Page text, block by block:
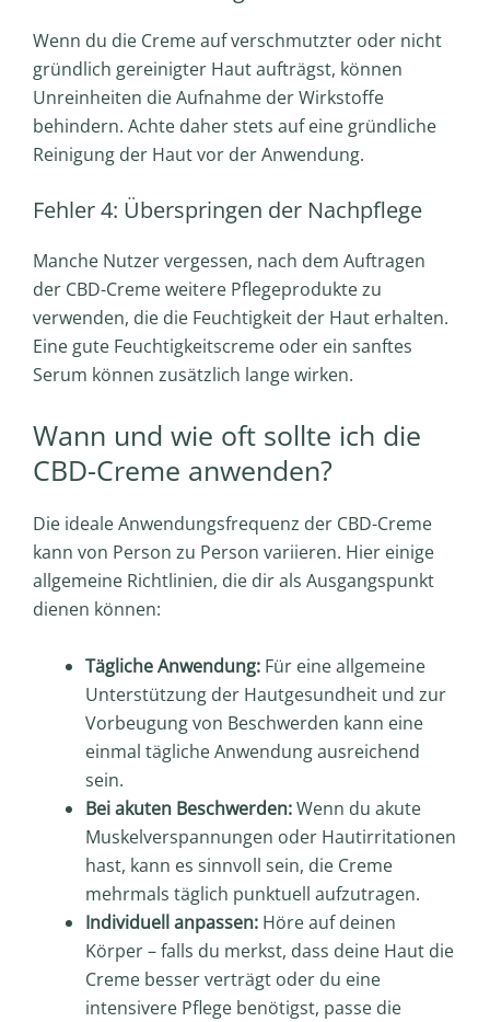
Wenn du die Creme auf verschmutzter oder nicht
gründlich gereinigter Haut aufträgst, können
Unreinheiten die Aufnahme der Wirkstoffe
behindern. Achte daher stets auf eine gründliche
Reinigung der Haut vor der Anwendung.
Fehler 4: Überspringen der Nachpflege
Manche Nutzer vergessen, nach dem Auftragen
der CBD-Creme weitere Pflegeprodukte zu
verwenden, die die Feuchtigkeit der Haut erhalten.
Eine gute Feuchtigkeitscreme oder ein sanftes
Serum können zusätzlich lange wirken.
Wann und wie oft sollte ich die
CBD-Creme anwenden?
Die ideale Anwendungsfrequenz der CBD-Creme
kann von Person zu Person variieren. Hier einige
allgemeine Richtlinien, die dir als Ausgangspunkt
dienen können:
Tägliche Anwendung: Für eine allgemeine
Unterstützung der Hautgesundheit und zur
Vorbeugung von Beschwerden kann eine
einmal tägliche Anwendung ausreichend
sein.
Bei akuten Beschwerden:Wenn du akute
Muskelverspannungen oder Hautirritationen
hast, kann es sinnvoll sein, die Creme
mehrmals täglich punktuell aufzutragen.
Individuell anpassen: Höre auf deinen
Körper – falls du merkst, dass deine Haut die
Creme besser verträgt oder du eine
intensivere Pflege benötigst, passe die